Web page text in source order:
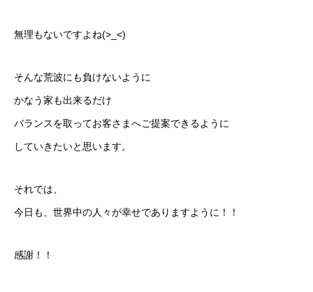
無理もないですよね(>_<)
そんな荒波にも負けないように
かなう家も出来るだけ
バランスを取ってお客さまへご提案できるように
していきたいと思います。
それでは、
今日も、世界中の人々が幸せでありますように！！
感謝！！